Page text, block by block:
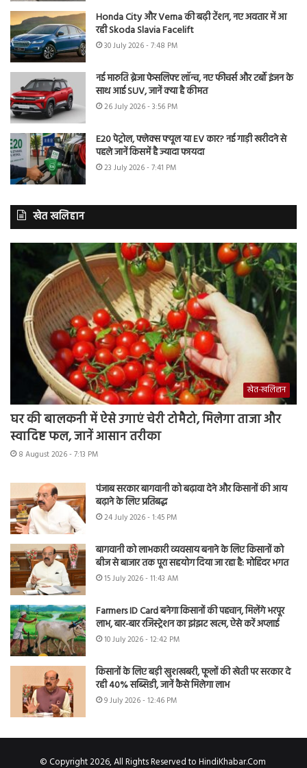
Honda City और Verna की बढ़ी टेंशन, नए अवतार में आ
रही Skoda Slavia Facelift
30 July 2026 - 7:48 PM
नई मारुति ब्रेजा फेसलिफ्ट लॉन्च, नए फीचर्स और टर्बो इंजन के
साथ आई SUV, जानें क्या है कीमत
26 July 2026 - 3:56 PM
E20 पेट्रोल, फ्लेक्स फ्यूल या EV कार? नई गाड़ी खरीदने से
पहले जानें किसमें है ज्यादा फायदा
23 July 2026 - 7:41 PM
खेत खलिहान
खेत-खलिहान
घर की बालकनी में ऐसे उगाएं चेरी टोमैटो, मिलेगा ताजा और
स्वादिष्ट फल, जानें आसान तरीका
8 August 2026 - 7:13 PM
पंजाब सरकार बागवानी को बढ़ावा देने और किसानों की आय
बढ़ाने के लिए प्रतिबद्ध
24 July 2026 - 1:45 PM
बागवानी को लाभकारी व्यवसाय बनाने के लिए किसानों को
बीज से बाजार तक पूरा सहयोग दिया जा रहा है: मोहिंदर भगत
15 July 2026 - 11:43 AM
Farmers ID Card बनेगा किसानों की पहचान, मिलेंगे भरपूर
लाभ, बार-बार रजिस्ट्रेशन का झंझट खत्म, ऐसे करें अप्लाई
10 July 2026 - 12:42 PM
किसानों के लिए बड़ी खुशखबरी, फूलों की खेती पर सरकार दे
रही 40% सब्सिडी, जानें कैसे मिलेगा लाभ
9 July 2026 - 12:46 PM
© Copyright 2026, All Rights Reserved to HindiKhabar.Com